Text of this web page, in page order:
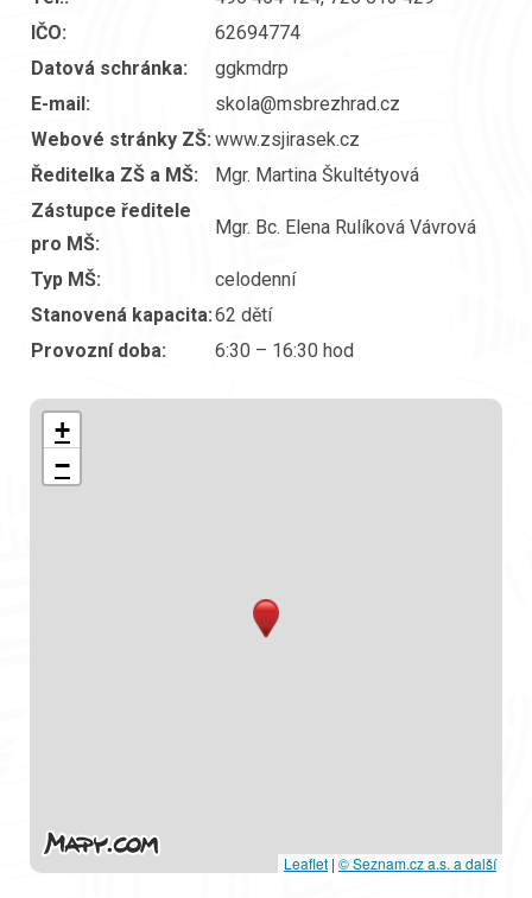
IČO:
62694774
Datová schránka:
ggkmdrp
E-mail:
skola@msbrezhrad.cz
Webové stránky ZŠ: www.zsjirasek.cz
Ředitelka ZŠ a MŠ:
Mgr. Martina Škultétyová
Zástupce ředitele
pro MŠ:
Mgr. Bc. Elena Rulíková Vávrová
Typ MŠ:
celodenní
Stanovená kapacita:62 dětí
Provozní doba:
6:30 – 16:30 hod
+
−
Leaflet | © Seznam.cz a.s. a další